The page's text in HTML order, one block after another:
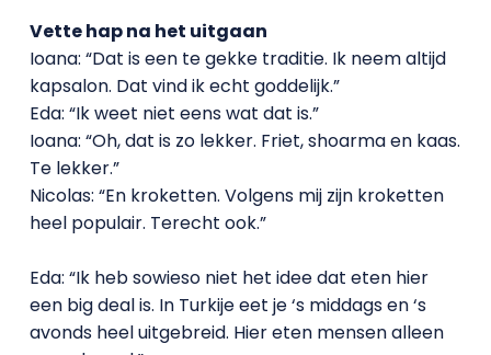
Vette hap na het uitgaan
Ioana: “Dat is een te gekke traditie. Ik neem altijd
kapsalon. Dat vind ik echt goddelijk.”
Eda: “Ik weet niet eens wat dat is.”
Ioana: “Oh, dat is zo lekker. Friet, shoarma en kaas.
Te lekker.”
Nicolas: “En kroketten. Volgens mij zijn kroketten
heel populair. Terecht ook.”
Eda: “Ik heb sowieso niet het idee dat eten hier
een big deal is. In Turkije eet je ‘s middags en ‘s
avonds heel uitgebreid. Hier eten mensen alleen